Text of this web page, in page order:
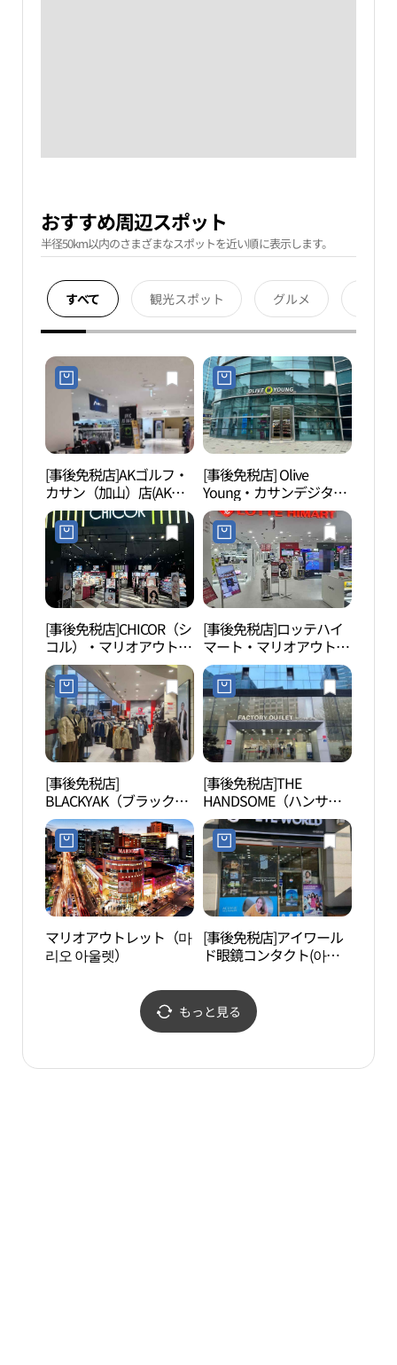
おすすめ周辺スポット
半径50km以内のさまざまなスポットを近い順に表示します。
すべて 観光スポット グルメ
[事後免税店]AKゴルフ・
カサン（加山）店(AK골
프 가산점)
[事後免税店] Olive
Young・カサンデジタル
ダンジ駅店(올리브영 가
산디지털단지역점)
[事後免税店]CHICOR（シ
コル）・マリオアウトレ
ット店(시코르 마리오아
울렛점)
[事後免税店]ロッテハイ
マート・マリオアウトレ
ット店(롯데하이마트 마
리오아울렛점)
[事後免税店]
BLACKYAK（ブラックヤ
ク）・マリオアウトレッ
ト2館店(블랙야크 마리오
아울렛 2관점)
[事後免税店]THE
HANDSOME（ハンサ
ム）ファクトリーアウト
レット・カサン（加山）
店(한섬 팩토리 가산점)
マリオアウトレット（마
리오 아울렛）
[事後免税店]アイワール
ド眼鏡コンタクト(아이
もっと見る